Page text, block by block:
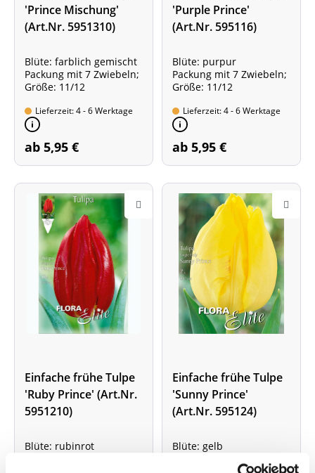
'Prince Mischung'
(Art.Nr. 5951310)
Blüte: farblich gemischt
Packung mit 7 Zwiebeln;
Größe: 11/12
Lieferzeit: 4 - 6 Werktage
ab 5,95 €
'Purple Prince'
(Art.Nr. 595116)
Blüte: purpur
Packung mit 7 Zwiebeln;
Größe: 11/12
Lieferzeit: 4 - 6 Werktage
ab 5,95 €
Einfache frühe Tulpe
'Ruby Prince' (Art.Nr.
5951210)
Blüte: rubinrot
Einfache frühe Tulpe
'Sunny Prince'
(Art.Nr. 595124)
Blüte: gelb